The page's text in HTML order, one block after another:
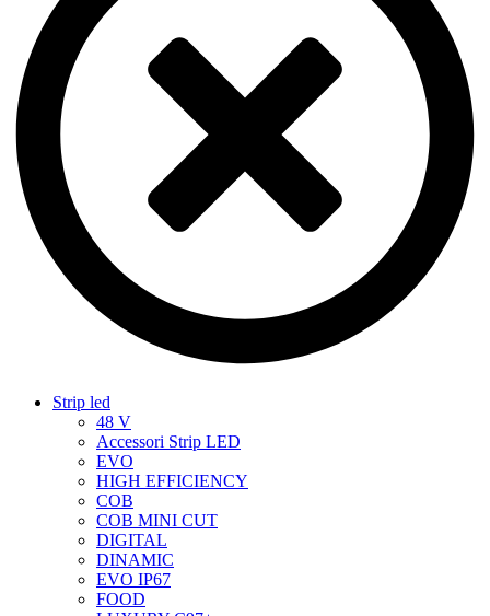
Strip led
48 V
Accessori Strip LED
EVO
HIGH EFFICIENCY
COB
COB MINI CUT
DIGITAL
DINAMIC
EVO IP67
FOOD